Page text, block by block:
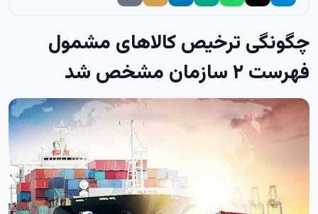
چگونگی ترخیص کالاهای مشمول
فهرست ۲ سازمان مشخص شد